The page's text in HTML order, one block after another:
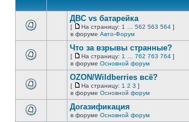
этой
непрочитанных
сообщений.
ДВС vs батарейка
[
На
страницу
На страницу: 1 562 563 564 ]
в форуме Авто-Форум
этой
непрочитанных
сообщений.
Что за взрывы странные?
[
На
страницу
На страницу: 1 762 763 764 ]
в форуме Основной форум
этой
OZON/Wildberries всё?
[
На
страницу
На страницу: 1 2 3 ]
в форуме Основной форум
Догазификация
в форуме Основной форум